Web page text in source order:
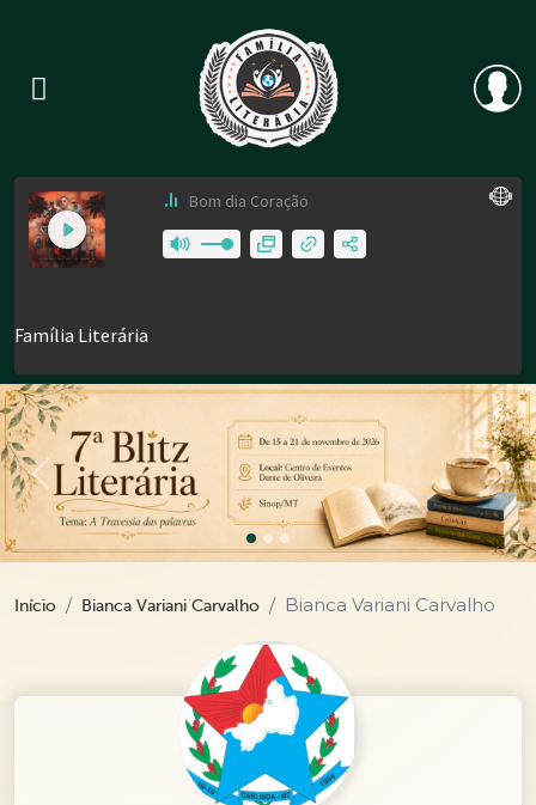
Previous
Início Bianca Variani Carvalho Bianca Variani Carvalho